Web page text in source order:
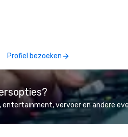
choose from, our 20+ years of
industry experience and
commitment to exceptional
customer service set us apart. We
deliver smart, reliable solutions
designed to make the end-user
experience seamless from start
Profiel bezoeken
entertainment, vervoer en andere